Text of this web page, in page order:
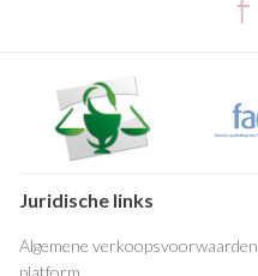
Juridische links
Algemene verkoopsvoorwaarden
platform